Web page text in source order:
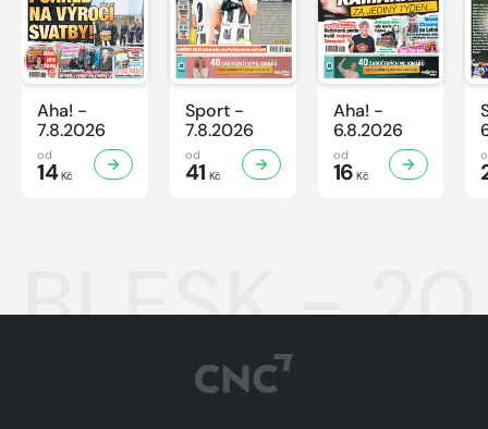
Aha! -
7.8.2026
od
14Kč
Sport -
7.8.2026
od
41 Kč
Aha! -
6.8.2026
od
16 Kč
BLESK -